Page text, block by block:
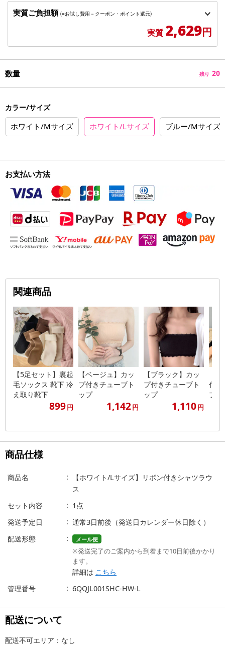
実質ご負担額 (=お試し費用－クーポン・ポイント還元)
実質 2,629円
数量 残り 20
カラー/サイズ
ホワイト/Mサイズ ホワイト/Lサイズ ブルー/Mサイズ
お支払い方法
関連商品
【5足セット】裏起
毛ソックス 靴下 冷
え取り靴下
899円
【ベージュ】カッ
プ付きチューブト
ップ
1,142円
【ブラック】カッ
プ付きチューブト
ップ
1,110円
付き
プ
商品仕様
商品名
【ホワイト/Lサイズ】リボン付きシャツラウ
ス
セット内容
1点
発送予定日
通常3日前後（発送日カレンダー休日除く）
配送形態
メール便
※発送完了のご案内から到着まで10日前後かかり
ます。
詳細は こちら
管理番号
6QQJL001SHC-HW-L
配送について
配送不可エリア：なし